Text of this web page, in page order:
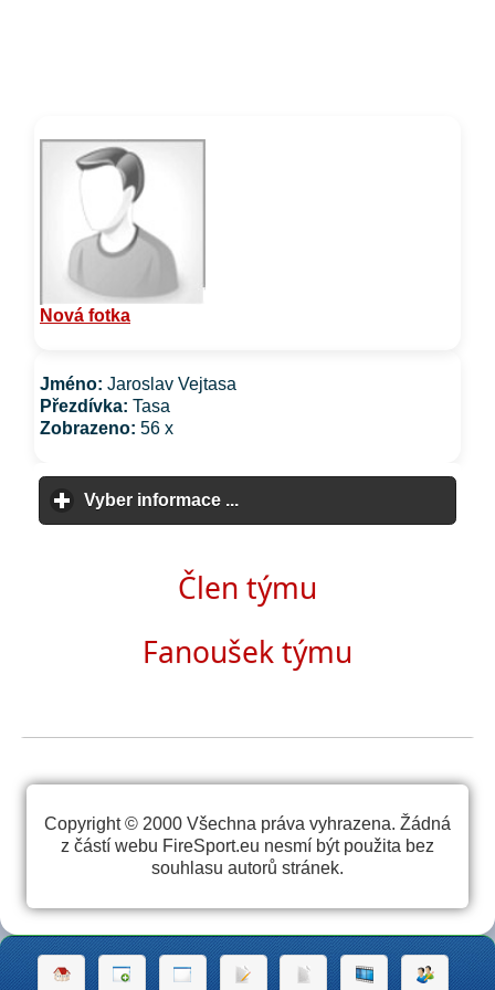
Nová fotka
Jméno: Jaroslav Vejtasa
Přezdívka: Tasa
Zobrazeno: 56 x
Vyber informace ...click to expand contents
Člen týmu
Fanoušek týmu
Copyright © 2000 Všechna práva vyhrazena. Žádná
z částí webu FireSport.eu nesmí být použita bez
souhlasu autorů stránek.